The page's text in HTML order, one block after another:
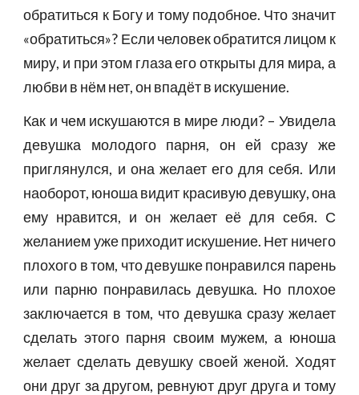
обратиться к Богу и тому подобное. Что значит
«обратиться»? Если человек обратится лицом к
миру, и при этом глаза его открыты для мира, а
любви в нём нет, он впадёт в искушение.
Как и чем искушаются в мире люди? – Увидела
девушка молодого парня, он ей сразу же
приглянулся, и она желает его для себя. Или
наоборот, юноша видит красивую девушку, она
ему нравится, и он желает её для себя. С
желанием уже приходит искушение. Нет ничего
плохого в том, что девушке понравился парень
или парню понравилась девушка. Но плохое
заключается в том, что девушка сразу желает
сделать этого парня своим мужем, а юноша
желает сделать девушку своей женой. Ходят
они друг за другом, ревнуют друг друга и тому